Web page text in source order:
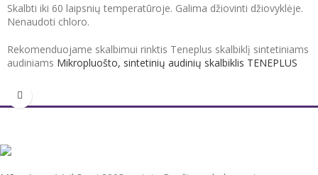
Skalbti iki 60 laipsnių temperatūroje. Galima džiovinti džiovyklėje.
Nenaudoti chloro.
Rekomenduojame skalbimui rinktis Teneplus skalbiklį sintetiniams
audiniams Mikropluošto, sintetinių audinių skalbiklis TENEPLUS